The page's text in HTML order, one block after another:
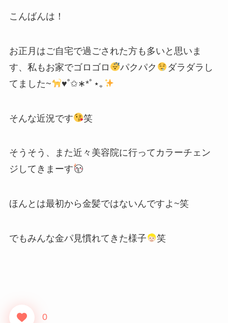
こんばんは！
お正月はご自宅で過ごされた方も多いと思いま
す、私もお家でゴロゴロ
パクパク
ダラダラし
てました~
♥˚✩∗*ﾟ⋆｡
そんな近況です 笑
そうそう、また近々美容院に行ってカラーチェン
ジしてきまーす
ほんとは最初から金髪ではないんですよ~笑
でもみんな金パ見慣れてきた様子 笑
0